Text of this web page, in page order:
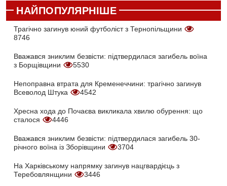
НАЙПОПУЛЯРНІШЕ
Трагічно загинув юний футболіст з Тернопільщини
8746
Вважався зниклим безвісти: підтвердилася загибель воїна
з Борщівщини
5530
Непоправна втрата для Кременеччини: трагічно загинув
Всеволод Штука
4542
Хресна хода до Почаєва викликала хвилю обурення: що
сталося
4446
Вважався зниклим безвісти: підтвердилася загибель 30-
річного воїна із Зборівщини
3704
На Харківському напрямку загинув нацгвардієць з
Теребовлянщини
3446